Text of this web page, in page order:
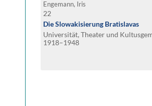
Engemann, Iris
22
Die Slowakisierung Bratislavas
Universität, Theater und
1918–1948